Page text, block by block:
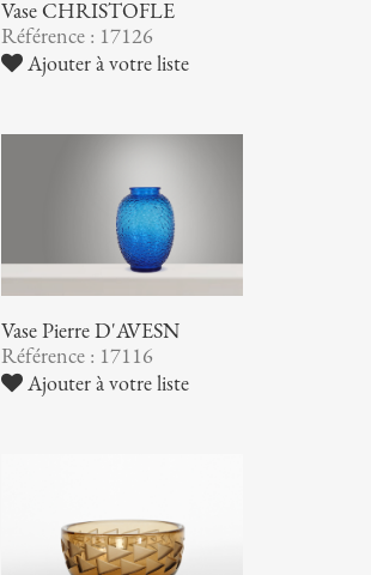
Vase CHRISTOFLE
Référence : 17126
Ajouter à votre liste
Vase Pierre D'AVESN
Référence : 17116
Ajouter à votre liste